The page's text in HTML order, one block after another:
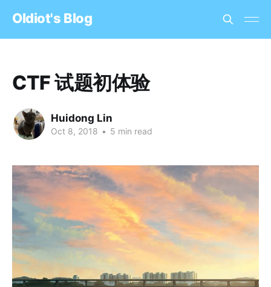
OIdiot's Blog
CTF 试题初体验
Huidong Lin
Oct 8, 2018 • 5 min read